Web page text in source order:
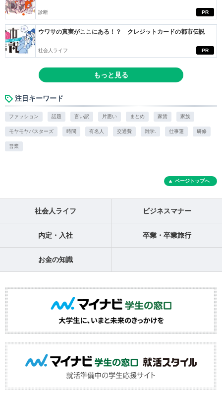
PR
診断
PR
ウワサの真実がここにある！？ クレジットカードの都市伝説
社会人ライフ
もっと見る
注目キーワード
ファッション 話題 言い訳 片思い まとめ 家賃 家族
モヤモヤバスターズ 時間 有名人 交通費 雑学. 仕事運 研修
営業
ページトップへ
社会人ライフ ビジネスマナー
内定・入社 卒業・卒業旅行
お金の知識